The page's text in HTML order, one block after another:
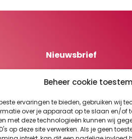
Beheer cookie
ervaringen te bieden, gebruiken wij
over je apparaat op te slaan en/of
met deze technologieën kunnen wij
op deze site verwerken. Als je geen
Nieuwsbrief
het laatste nieuws en
Instituut?
Klik hier om je aan te